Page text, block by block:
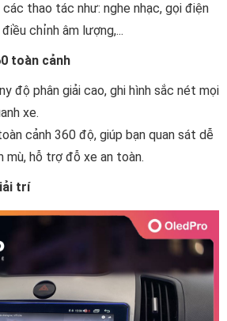
các thao tác như: nghe nhạc, gọi điện
chỉnh âm lượng,...
toàn cảnh
độ phân giải cao, ghi hình sắc nét mọi
xe.
cảnh 360 độ, giúp bạn quan sát dễ
mù, hỗ trợ đỗ xe an toàn.
trí